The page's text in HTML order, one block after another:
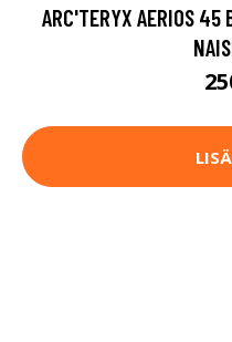
ARC'TERYX AERIOS 45